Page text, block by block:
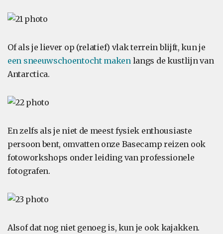
Of als je liever op (relatief) vlak terrein blijft, kun je
een sneeuwschoentocht makenlangs de kustlijn van
Antarctica.
En zelfs als je niet de meest fysiek enthousiaste
persoon bent, omvatten onze Basecamp reizen ook
fotoworkshops onder leiding van professionele
fotografen.
Alsof dat nog niet genoeg is, kun je ook kajakken.